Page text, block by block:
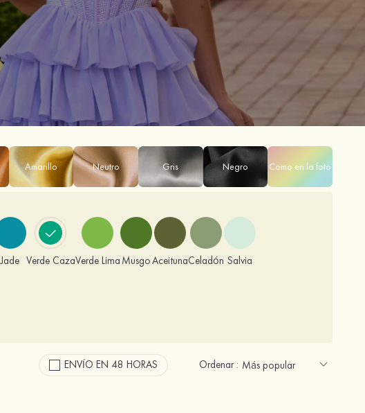
Amarillo Neutro Gris Negro Como en la foto
Jade Verde CazaVerde Lima MusgoAceitunaCeladón Salvia
ENVÍO EN 48 HORAS Ordenar :